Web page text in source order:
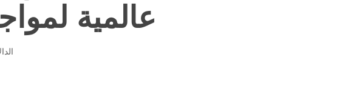
عالمية